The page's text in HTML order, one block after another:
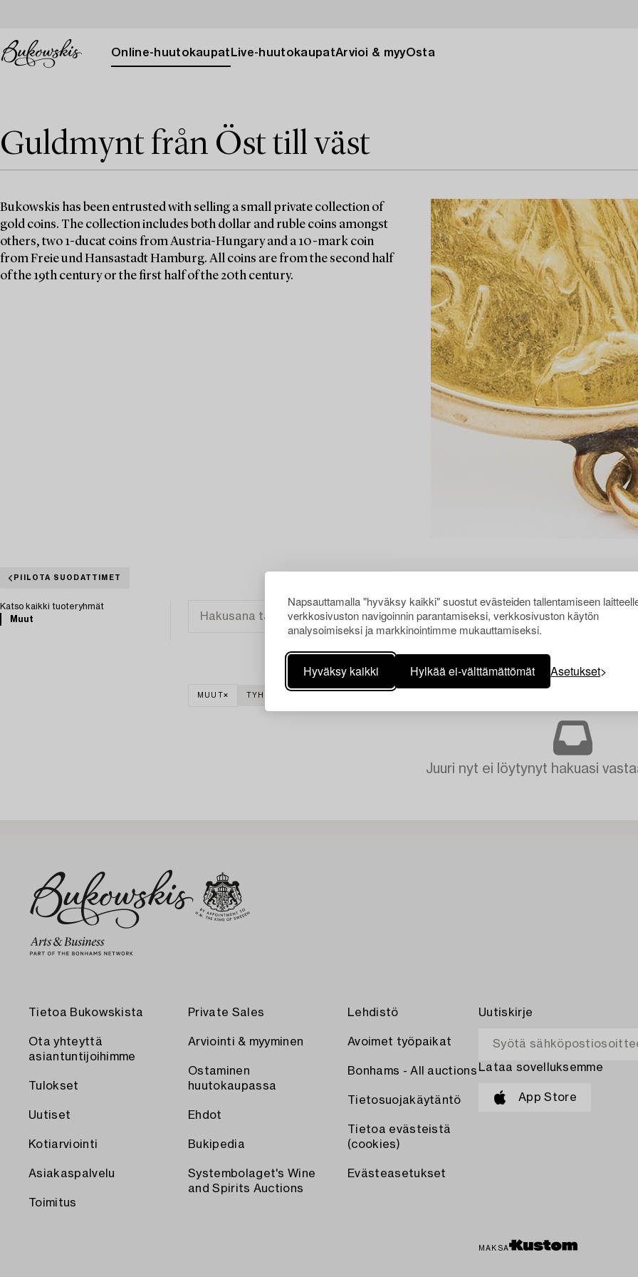
Napsauttamalla "hyväksy kaikki" suostut evästeiden tallentamiseen
verkkosivuston navigoinnin parantamiseksi, verkkosivuston käytön
analysoimiseksi ja markkinointimme mukauttamiseksi.
Hyväksy kaikki Hylkää ei-välttämättömät Asetukset
Online-huutokaupat Live-huutokaupatArvioi & myyOsta
Guldmynt från Öst till väst
Bukowskis has been entrusted with selling a small private collection of
gold coins. The collection includes both dollar and ruble coins amongst
others, two 1-ducat coins from Austria-Hungary and a 10-mark coin
from Freie und Hansastadt Hamburg. All coins are from the second half
of the 19th century or the first half of the 20th century.
PIILOTA SUODATTIMET
Katso kaikki tuoteryhmät
Muut
MUUT TYHJENNÄ KAIKKI
Juuri nyt ei löytynyt hakuasi
Tietoa Bukowskista
Ota yhteyttä
asiantuntijoihimme
Tulokset
Uutiset
Kotiarviointi
Asiakaspalvelu
Toimitus
Private Sales
Arviointi & myyminen
Ostaminen
huutokaupassa
Ehdot
Bukipedia
Systembolaget's Wine
and Spirits Auctions
Lehdistö
Avoimet työpaikat
Bonhams - All auctions
Tietosuojakäytäntö
Tietoa evästeistä
(cookies)
Evästeasetukset
Uutiskirje
Lataa sovelluksemme
App Store
MAKSA